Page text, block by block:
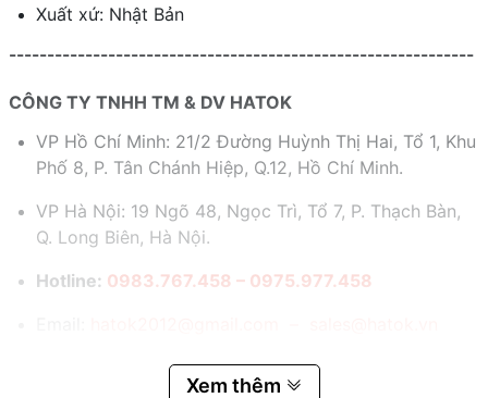
Xuất xứ: Nhật Bản
-------------------------------------------------------------
CÔNG TY TNHH TM & DV HATOK
VP Hồ Chí Minh: 21/2 Đường Huỳnh Thị Hai, Tổ 1, Khu
Phố 8, P. Tân Chánh Hiệp, Q.12, Hồ Chí Minh.
VP Hà Nội: 19 Ngõ 48, Ngọc Trì, Tổ 7, P. Thạch Bàn,
Q. Long Biên, Hà Nội.
Hotline: 0983.767.458 – 0975.977.458
Xem thêm